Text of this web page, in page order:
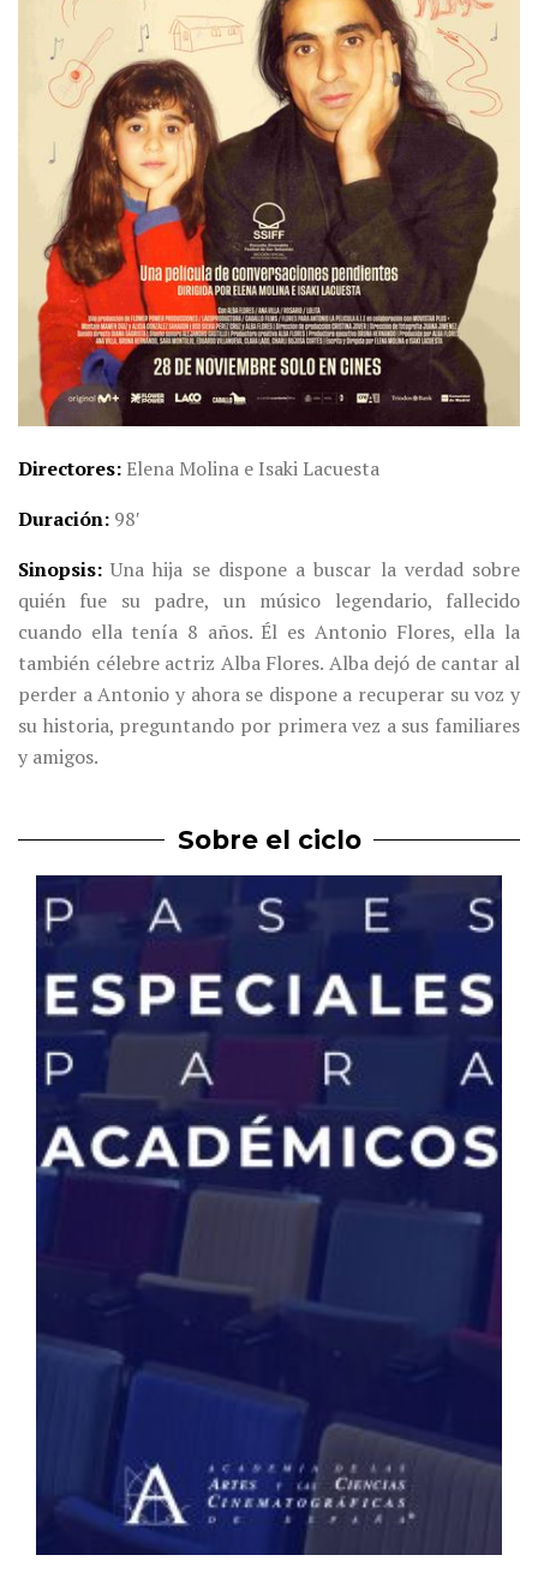
Directores Elena Molina e Isaki Lacuesta
Duración 98′
Sinopsis Una hija se dispone a buscar la verdad sobre
quién fue su padre, un músico legendario, fallecido
cuando ella tenía 8 años. Él es Antonio Flores, ella la
también célebre actriz Alba Flores. Alba dejó de cantar al
perder a Antonio y ahora se dispone a recuperar su voz y
su historia, preguntando por primera vez a sus familiares
y amigos.
Sobre el ciclo